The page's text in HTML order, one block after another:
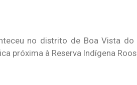
no distrito de Boa Vista do
próxima à Reserva Indígena